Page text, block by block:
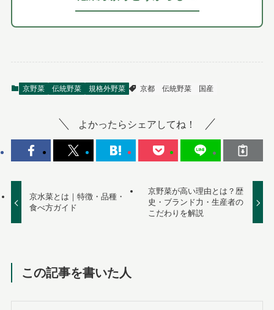
京野菜 伝統野菜 規格外野菜 京都 伝統野菜 国産
よかったらシェアしてね！
京水菜とは｜特徴・品種・
食べ方ガイド
京野菜が高い理由とは？歴
史・ブランド力・生産者の
こだわりを解説
この記事を書いた人